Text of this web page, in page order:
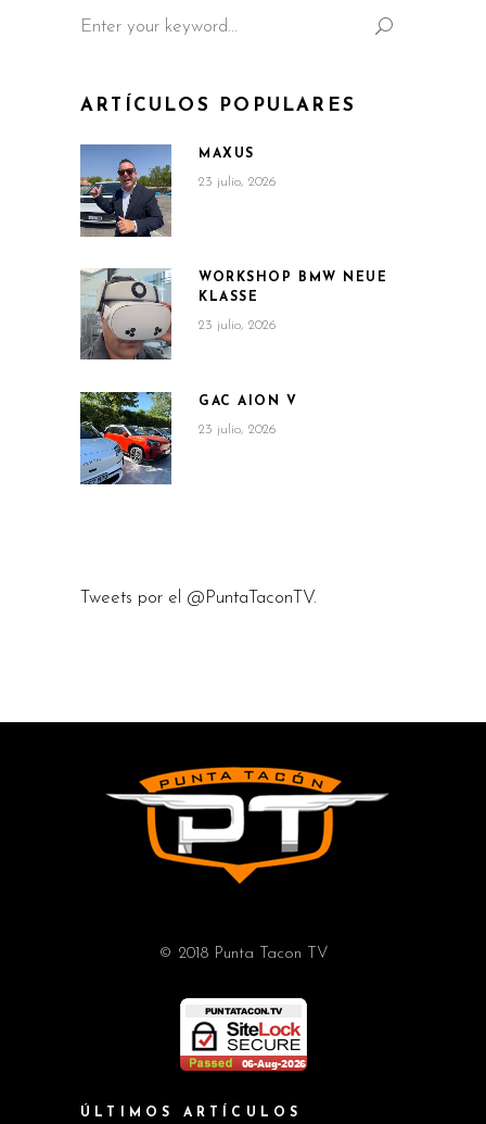
for:
ARTÍCULOS POPULARES
MAXUS
23 julio, 2026
WORKSHOP BMW NEUE
KLASSE
23 julio, 2026
GAC AION V
23 julio, 2026
Tweets por el @PuntaTaconTV.
© 2018 Punta Tacon TV
ÚLTIMOS ARTÍCULOS